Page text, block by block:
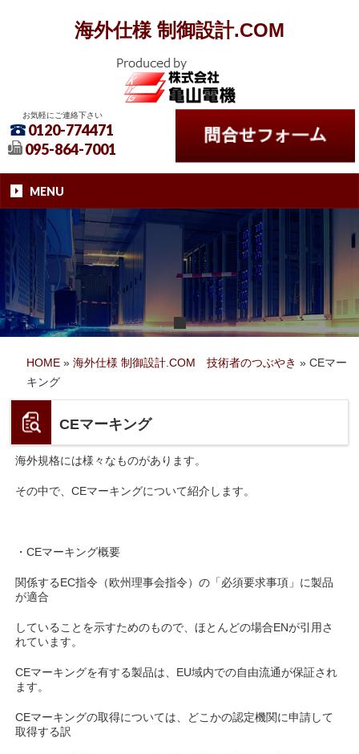
海外仕様 制御設計.COM
お気軽にご連絡下さい
0120-774471
095-864-7001
MENU
HOME »海外仕様 制御設計.COM 技術者のつぶやき »CEマー
キング
CEマーキング
海外規格には様々なものがあります。
その中で、CEマーキングについて紹介します。
・CEマーキング概要
関係するEC指令（欧州理事会指令）の「必須要求事項」に製品
が適合
していることを示すためのもので、ほとんどの場合ENが引用さ
れています。
CEマーキングを有する製品は、EU域内での自由流通が保証され
ます。
CEマーキングの取得については、どこかの認定機関に申請して
取得する訳